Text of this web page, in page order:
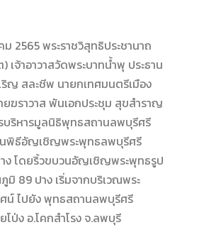
ม 2565 พระราชวิสุทธิประชานาถ
เจ้าอาวาสวัดพระบาทน้ำพุ ประธาน
ริญ สละชีพ นายกเทศมนตรีเมือง
ยฆราวาส พันเอกประชุม สุขสำราญ
บริหารมูลนิธิพุทธสถานลพบุรีศรี
นพิธีอัญเชิญพระพุทธลพบุรีศรี
ง โดยริ้วขบวนอัญเชิญพระพุทธรูป
89 ปาง เริ่มจากบริเวณพระ
น์ ไปยัง พุทธสถานลพบุรีศรี
ป่ง อ.โคกสำโรง จ.ลพบุรี